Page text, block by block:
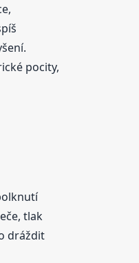
pocity,
tlak
dráždit